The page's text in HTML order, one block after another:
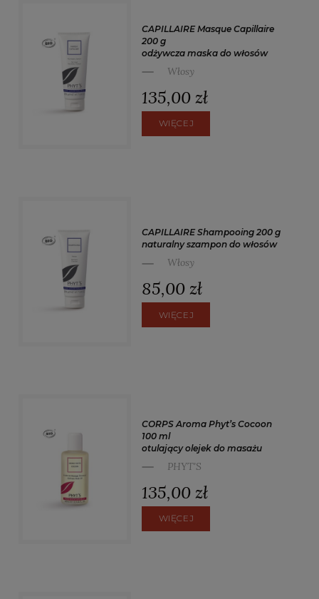
CAPILLAIRE Masque Capillaire
200 g
odżywcza maska do włosów
Włosy
135,00 zł
WIĘCEJ
CAPILLAIRE Shampooing 200 g
naturalny szampon do włosów
Włosy
85,00 zł
WIĘCEJ
CORPS Aroma Phyt’s Cocoon
100 ml
otulający olejek do masażu
PHYT'S
135,00 zł
WIĘCEJ